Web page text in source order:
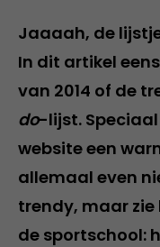
Jaaaah, de
In dit artikel
van 2014 of de
do-lijst.
website een
allemaal even
trendy, maar zie
de sportschool: